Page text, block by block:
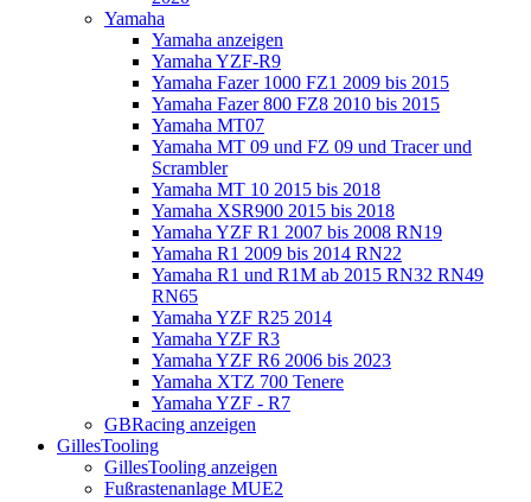
Yamaha
Yamaha anzeigen
Yamaha YZF-R9
Yamaha Fazer 1000 FZ1 2009 bis 2015
Yamaha Fazer 800 FZ8 2010 bis 2015
Yamaha MT07
Yamaha MT 09 und FZ 09 und Tracer und
Scrambler
Yamaha MT 10 2015 bis 2018
Yamaha XSR900 2015 bis 2018
Yamaha YZF R1 2007 bis 2008 RN19
Yamaha R1 2009 bis 2014 RN22
Yamaha R1 und R1M ab 2015 RN32 RN49
RN65
Yamaha YZF R25 2014
Yamaha YZF R3
Yamaha YZF R6 2006 bis 2023
Yamaha XTZ 700 Tenere
Yamaha YZF - R7
GBRacing anzeigen
GillesTooling
GillesTooling anzeigen
Fußrastenanlage MUE2